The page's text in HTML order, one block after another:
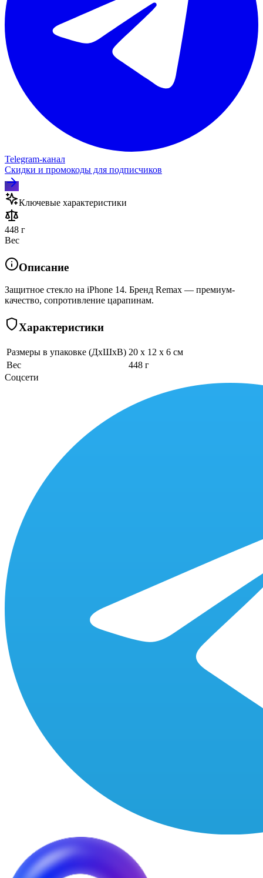
Telegram‑канал
Скидки и промокоды для подписчиков
Ключевые характеристики
448 г
Вес
Описание
Защитное стекло на iPhone 14. Бренд Remax — премиум-
качество, сопротивление царапинам.
Характеристики
Размеры в упаковке (ДхШхВ) 20 x 12 x 6 см
Вес
448 г
Соцсети